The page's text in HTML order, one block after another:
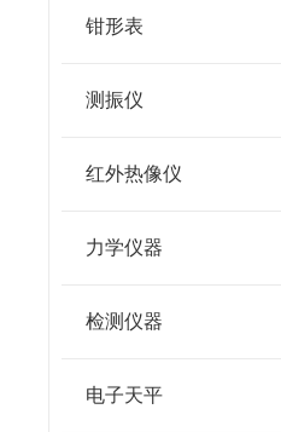
钳形表
测振仪
红外热像仪
力学仪器
检测仪器
电子天平